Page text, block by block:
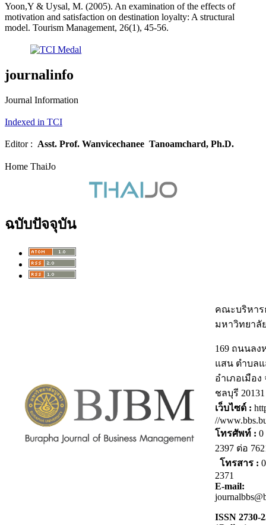
Yoon,Y & Uysal, M. (2005). An examination of the effects of
motivation and satisfaction on destination loyalty: A structural
model. Tourism Management, 26(1), 45-56.
journalinfo
Journal Information
Indexed in TCI
Editor : Asst. Prof. Wanvicechanee Tanoamchard, Ph.D.
Home ThaiJo
ฉบับปัจจุบัน
คณะบริหาร
มหาวิทยาลั
169 ถนนลง
แสน ตำบล
อำเภอเมือง
ชลบุรี 20131
เว็บไซด์ :
//
โทรศัพท์ : 0
2397 ต่อ
โทรสาร :
2371
E-mail:
ISSN 2730-